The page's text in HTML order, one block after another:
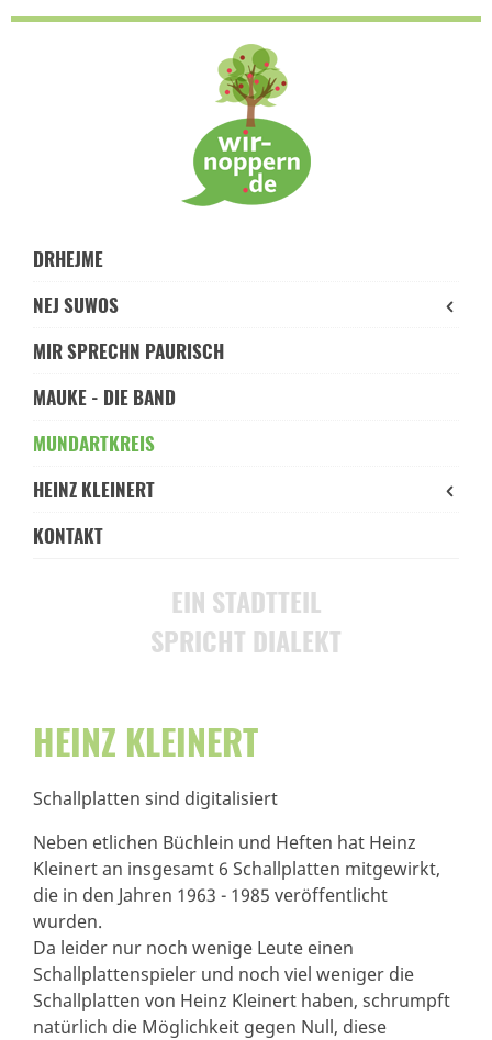
DRHEJME
NEJ SUWOS
MIR SPRECHN PAURISCH
MAUKE - DIE BAND
MUNDARTKREIS
HEINZ KLEINERT
KONTAKT
EIN STADTTEIL
SPRICHT DIALEKT
HEINZ KLEINERT
Schallplatten sind digitalisiert
Neben etlichen Büchlein und Heften hat Heinz
Kleinert an insgesamt 6 Schallplatten mitgewirkt,
die in den Jahren 1963 - 1985 veröffentlicht
wurden.
Da leider nur noch wenige Leute einen
Schallplattenspieler und noch viel weniger die
Schallplatten von Heinz Kleinert haben, schrumpft
natürlich die Möglichkeit gegen Null, diese